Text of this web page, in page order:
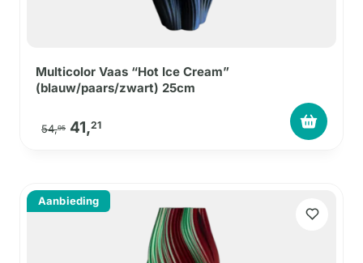
Multicolor Vaas “Hot Ice Cream”
(blauw/paars/zwart) 25cm
54,95 Oorspronkelijke prijs was: 54,95.
41,21Huidige prijs is: 41,21.
Aanbieding